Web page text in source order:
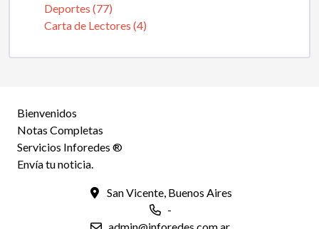
Deportes (77)
Carta de Lectores (4)
Bienvenidos
Notas Completas
Servicios Inforedes ®
Envía tu noticia.
San Vicente, Buenos Aires
-
admin@inforedes.com.ar